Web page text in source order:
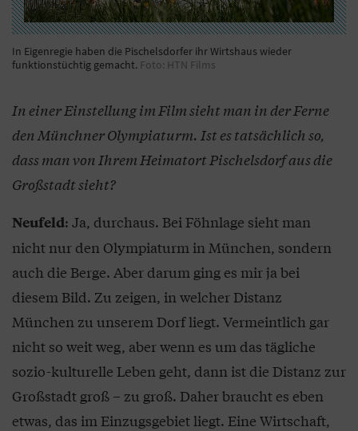
In Eigenregie haben die Pischelsdorfer ihr Wirtshaus wieder
funktionstüchtig gemacht. Foto: HTN Films
In einer Einstellung im Film sieht man in der Ferne
den Münchner Olympiaturm. Ist es tatsächlich so,
dass man von Ihrem Heimatort Pischelsdorf aus die
Großstadt sieht?
Neufeld: Ja, durchaus. Bei Föhnlage sieht man
nicht nur den Olympiaturm in München, sondern
auch die Berge. Aber darum ging es mir ja bei
diesem Bild. Zu zeigen, in welcher Distanz
München zu unserem Dorf liegt. Vermeintlich gar
nicht so weit weg, aber wenn es um das tägliche
sozio-kulturelle Leben geht, dann ist die Distanz zur
Großstadt groß – zu groß. Daher braucht es eben
etwas, das im Einzugsgebiet liegt. Eine Wirtschaft,